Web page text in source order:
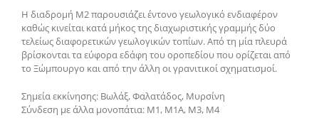
Η διαδρομή Μ2 παρουσιάζει έντονο γεωλογικό ενδιαφέρον
καθώς κινείται κατά μήκος της διαχωριστικής γραμμής δύο
τελείως διαφορετικών γεωλογικών τοπίων. Από τη μία πλευρά
βρίσκονται τα εύφορα εδάφη του οροπεδίου που ορίζεται από
το Ξώμπουργο και από την άλλη οι γρανιτικοί σχηματισμοί.
Σημεία εκκίνησης: Βωλάξ, Φαλατάδος, Μυρσίνη
Σύνδεση με άλλα μονοπάτια: Μ1, Μ1Α, Μ3, Μ4